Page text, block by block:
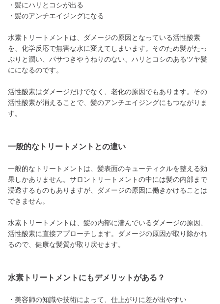
・髪にハリとコシが出る
・髪のアンチエイジングになる
水素トリートメントは、ダメージの原因となっている活性酸素
を、化学反応で無害な水に変えてしまいます。そのため髪がたっ
ぷりと潤い、パサつきやうねりのない、ハリとコシのあるツヤ髪
にになるのです。
活性酸素はダメージだけでなく、老化の原因でもあります。その
活性酸素が消えることで、髪のアンチエイジングにもつながりま
す。
一般的なトリートメントとの違い
一般的なトリートメントは、髪表面のキューティクルを整える効
果しかありません。サロントリートメントの中には髪の内部まで
浸透するものもありますが、ダメージの原因に働きかけることは
できません。
水素トリートメントは、髪の内部に潜んでいるダメージの原因、
活性酸素に直接アプローチします。ダメージの原因が取り除かれ
るので、健康な髪質が取り戻せます。
水素トリートメントにもデメリットがある？
・美容師の知識や技術によって、仕上がりに差が出やすい